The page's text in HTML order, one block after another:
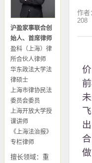
沪盈家事联合创
始人、首席律师
盈科（上海）律
所合伙人律师
华东政法大学法
律硕士
上海市律协民法
委员会委员
上海开放大学授
课讲师
《上海法治报》
专栏律师
擅长领域：重
作者
208
做